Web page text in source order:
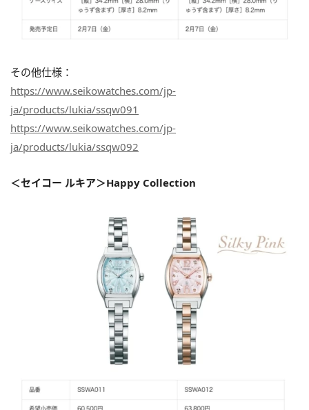
その他仕様：
https://www.seikowatches.com/jp-
ja/products/lukia/ssqw091
https://www.seikowatches.com/jp-
ja/products/lukia/ssqw092
＜セイコー ルキア＞Happy Collection